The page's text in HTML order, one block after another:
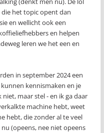
het topic opent dan
en wellicht ook een
en helpen
leren we het een en
in september 2024 een
kennismaken en je
maar stel - en ik ga daar
machine hebt, weet
hebt, die zonder al te veel
(opeens, nee niet opeens